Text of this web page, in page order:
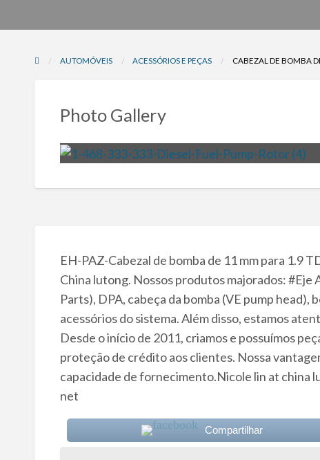
AUTOMÓVEIS ACESSÓRIOS E PEÇAS CABEZAL DE BOMBA
Photo Gallery
EH-PAZ-Cabezal de bomba de 11 mm para 1.9
China lutong. Nossos produtos majorados:
Parts), DPA, cabeça da bomba (VE pump head),
acessórios do sistema. Além disso, estamos
Desde o início de 2011, criamos e possuímos
proteção de crédito aos clientes. Nossa
capacidade de fornecimento.Nicole lin at
net
Compartilhar